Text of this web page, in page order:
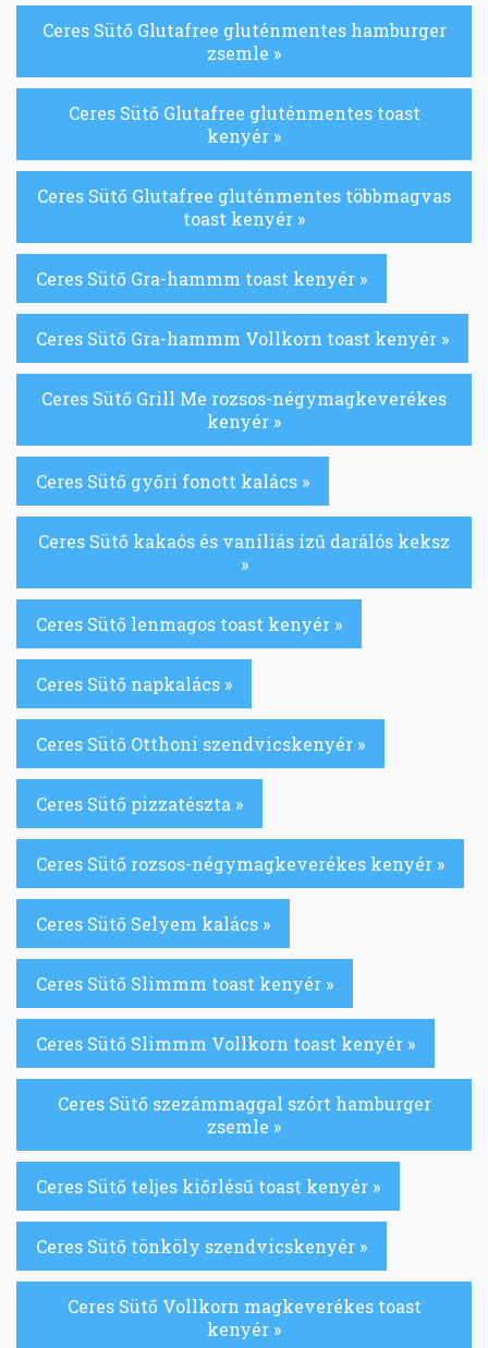
Ceres Sütő Glutafree gluténmentes hamburger
zsemle »
Ceres Sütő Glutafree gluténmentes toast
kenyér »
Ceres Sütő Glutafree gluténmentes többmagvas
toast kenyér »
Ceres Sütő Gra-hammm toast kenyér »
Ceres Sütő Gra-hammm Vollkorn toast kenyér »
Ceres Sütő Grill Me rozsos-négymagkeverékes
kenyér »
Ceres Sütő győri fonott kalács »
Ceres Sütő kakaós és vaníliás ízű darálós keksz
»
Ceres Sütő lenmagos toast kenyér »
Ceres Sütő napkalács »
Ceres Sütő Otthoni szendvicskenyér »
Ceres Sütő pizzatészta »
Ceres Sütő rozsos-négymagkeverékes kenyér »
Ceres Sütő Selyem kalács »
Ceres Sütő Slimmm toast kenyér »
Ceres Sütő Slimmm Vollkorn toast kenyér »
Ceres Sütő szezámmaggal szórt hamburger
zsemle »
Ceres Sütő teljes kiőrlésű toast kenyér »
Ceres Sütő tönköly szendvicskenyér »
Ceres Sütő Vollkorn magkeverékes toast
kenyér »